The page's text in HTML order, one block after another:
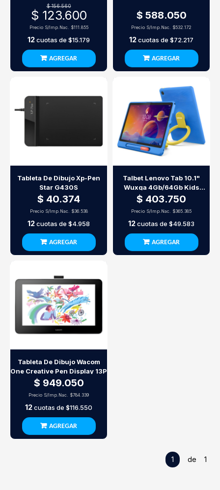
Bluetooth Negra
$ 156.560
$ 123.600
Precio S/Imp.Nac. $111.855
12cuotas de $15.179
AGREGAR
$ 588.050
Precio S/Imp.Nac. $532.172
12cuotas de $72.217
AGREGAR
Tableta De Dibujo Xp-Pen
Star G430S
$ 40.374
Precio S/Imp.Nac. $36.538
12cuotas de $4.958
AGREGAR
Talbet Lenovo Tab 10.1"
Wuxga 4Gb/64Gb Kids
Bumper Case
$ 403.750
Precio S/Imp.Nac. $365.385
12cuotas de $49.583
AGREGAR
Tableta De Dibujo Wacom
One Creative Pen Display 13P
$ 949.050
Precio S/Imp.Nac. $784.339
12cuotas de $116.550
AGREGAR
1 de 1